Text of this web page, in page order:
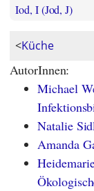
Iod, I (Jod, J)
<Küche
AutorInnen:
Michael
Natalie
Amanda